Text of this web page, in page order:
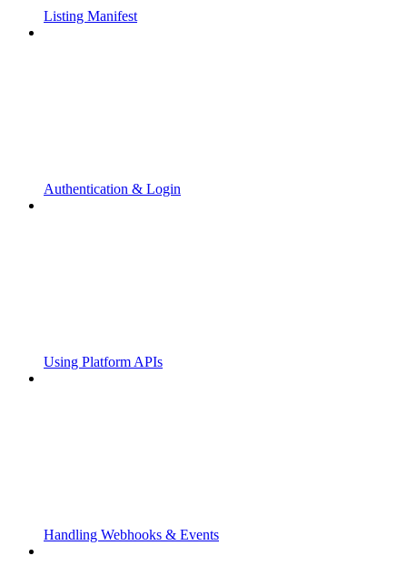
Listing Manifest
Authentication & Login
Using Platform APIs
Handling Webhooks & Events